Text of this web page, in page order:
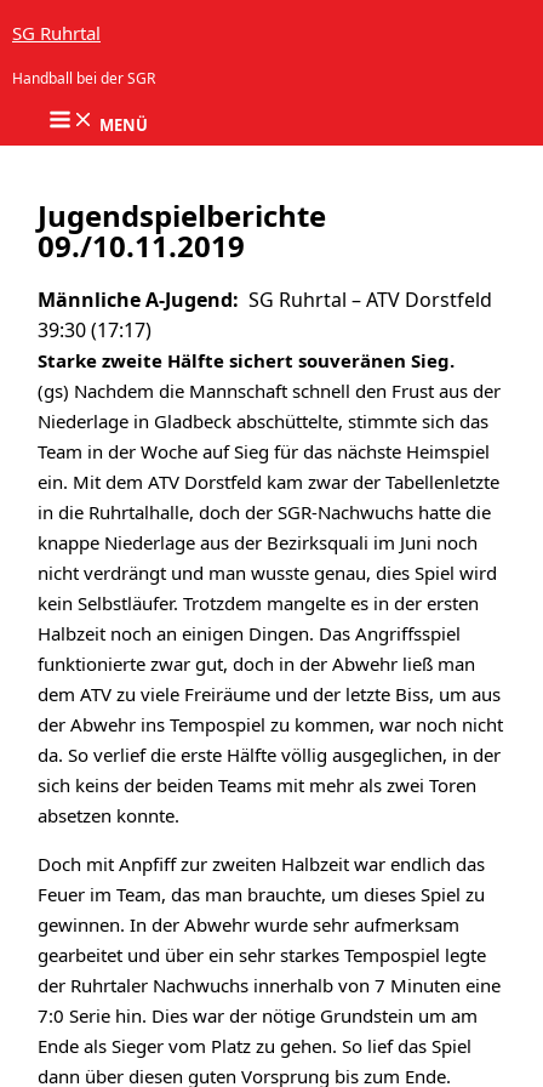
Zum Inhalt springen
SG Ruhrtal
Handball bei der SGR
MENÜ
Jugendspielberichte
09./10.11.2019
Männliche A-Jugend: SG Ruhrtal – ATV Dorstfeld
39:30 (17:17)
Starke zweite Hälfte sichert souveränen Sieg.
(gs) Nachdem die Mannschaft schnell den Frust aus der
Niederlage in Gladbeck abschüttelte, stimmte sich das
Team in der Woche auf Sieg für das nächste Heimspiel
ein. Mit dem ATV Dorstfeld kam zwar der Tabellenletzte
in die Ruhrtalhalle, doch der SGR-Nachwuchs hatte die
knappe Niederlage aus der Bezirksquali im Juni noch
nicht verdrängt und man wusste genau, dies Spiel wird
kein Selbstläufer. Trotzdem mangelte es in der ersten
Halbzeit noch an einigen Dingen. Das Angriffsspiel
funktionierte zwar gut, doch in der Abwehr ließ man
dem ATV zu viele Freiräume und der letzte Biss, um aus
der Abwehr ins Tempospiel zu kommen, war noch nicht
da. So verlief die erste Hälfte völlig ausgeglichen, in der
sich keins der beiden Teams mit mehr als zwei Toren
absetzen konnte.
Doch mit Anpfiff zur zweiten Halbzeit war endlich das
Feuer im Team, das man brauchte, um dieses Spiel zu
gewinnen. In der Abwehr wurde sehr aufmerksam
gearbeitet und über ein sehr starkes Tempospiel legte
der Ruhrtaler Nachwuchs innerhalb von 7 Minuten eine
7:0 Serie hin. Dies war der nötige Grundstein um am
Ende als Sieger vom Platz zu gehen. So lief das Spiel
dann über diesen guten Vorsprung bis zum Ende.